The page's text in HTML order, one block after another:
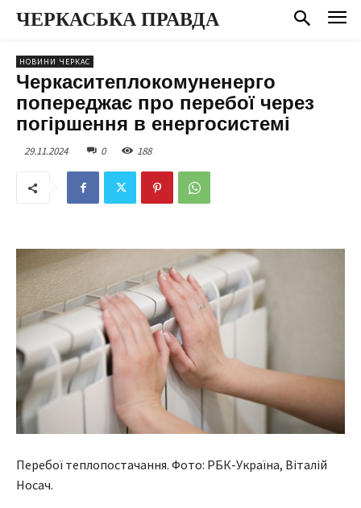
ЧЕРКАСЬКА ПРАВДА
НОВИНИ ЧЕРКАС
Черкаситеплокомуненерго
попереджає про перебої через
погіршення в енергосистемі
29.11.2024 0 188
Перебої теплопостачання. Фото: РБК-Україна, Віталій
Носач.